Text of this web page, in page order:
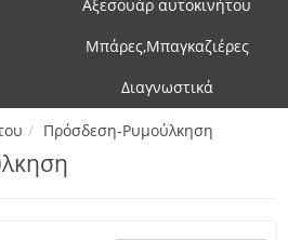
Αξεσουάρ αυτοκινήτου
Μπάρες,Μπαγκαζιέρες
Διαγνωστικά
Πρόσδεση-Ρυμούλκηση